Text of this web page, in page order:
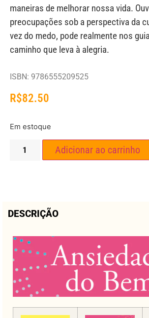
maneiras de melhorar nossa vida.
preocupações sob a perspectiva da
vez do medo, pode realmente nos
caminho que leva à alegria.
ISBN: 9786555209525
R$82.50
Em estoque
Adicionar ao carrinho
DESCRIÇÃO